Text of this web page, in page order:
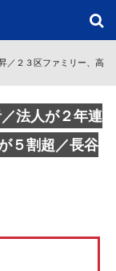
／２３区ファミリー、高
法人が２年連
５割超／長谷